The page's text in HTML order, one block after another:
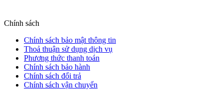
Chính sách
Chính sách bảo mật thông tin
Thoả thuận sử dụng dịch vụ
Phương thức thanh toán
Chính sách bảo hành
Chính sách đổi trả
Chính sách vận chuyển